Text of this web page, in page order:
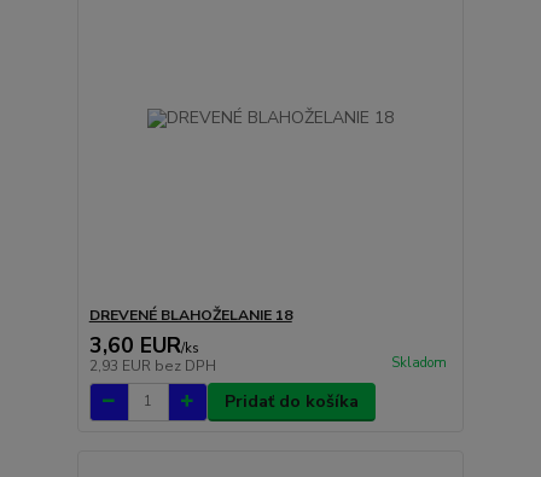
DREVENÉ BLAHOŽELANIE 18
3,60 EUR/ks
2,93 EUR bez DPH Skladom
Pridať do košíka